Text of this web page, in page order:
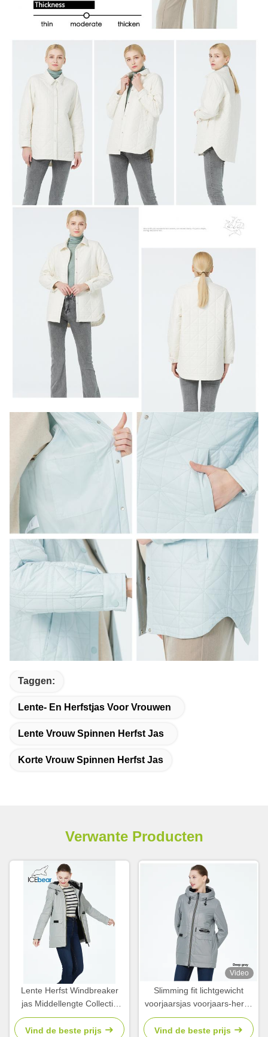
Taggen:
Lente- En Herfstjas Voor Vrouwen
Lente Vrouw Spinnen Herfst Jas
Korte Vrouw Spinnen Herfst Jas
Verwante Producten
Lente Herfst Windbreaker
jas Middellengte Collectie
Lentejassen Voor Vrouwen
Herfst
Vind de beste prijs
Video
Slimming fit lichtgewicht
voorjaarsjas voorjaars-herfst
zippered waist windbreaker
jas
Vind de beste prijs